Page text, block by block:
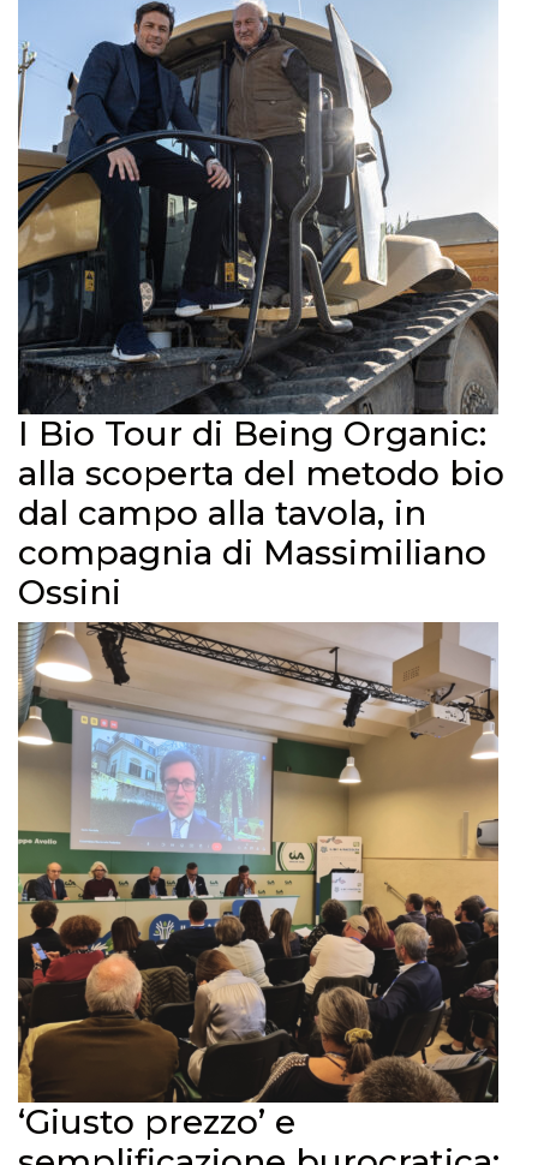
I Bio Tour di Being Organic:
alla scoperta del metodo bio
dal campo alla tavola, in
compagnia di Massimiliano
Ossini
‘Giusto prezzo’ e